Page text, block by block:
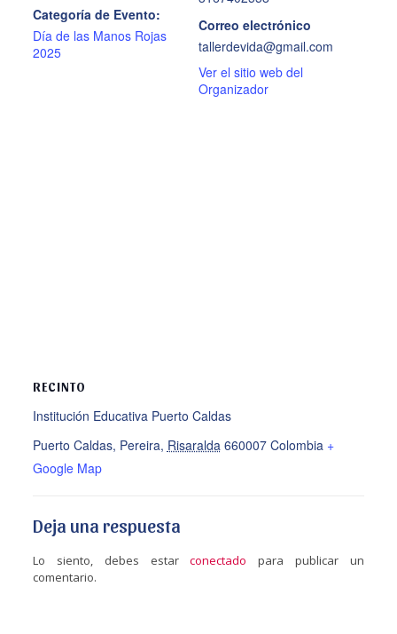
Categoría de Evento:
Día de las Manos Rojas
2025
Correo electrónico
tallerdevida@gmail.com
Ver el sitio web del
Organizador
RECINTO
Institución Educativa Puerto Caldas
Puerto Caldas, Pereira, Risaralda 660007 Colombia +
Google Map
Deja una respuesta
Lo siento, debes estarconectado para publicar un
comentario.